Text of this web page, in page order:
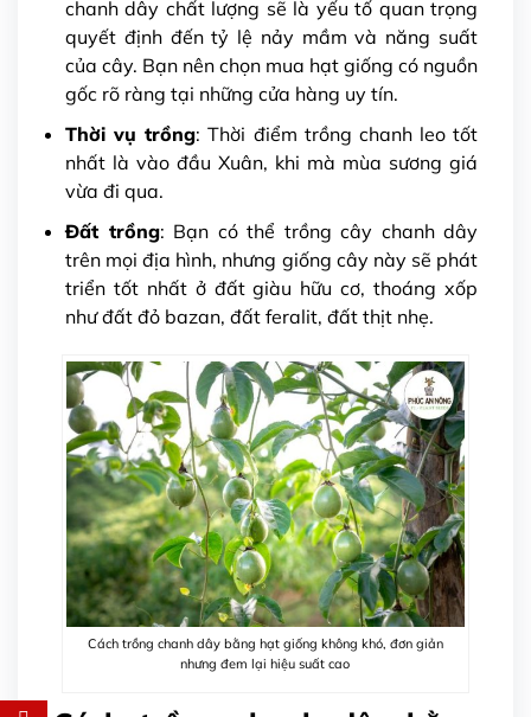
chanh dây chất lượng sẽ là yếu tố quan trọng
quyết định đến tỷ lệ nảy mầm và năng suất
của cây. Bạn nên chọn mua hạt giống có nguồn
gốc rõ ràng tại những cửa hàng uy tín.
Thời vụ trồng: Thời điểm trồng chanh leo tốt
nhất là vào đầu Xuân, khi mà mùa sương giá
vừa đi qua.
Đất trồng: Bạn có thể trồng cây chanh dây
trên mọi địa hình, nhưng giống cây này sẽ phát
triển tốt nhất ở đất giàu hữu cơ, thoáng xốp
như đất đỏ bazan, đất feralit, đất thịt nhẹ.
Cách trồng chanh dây bằng hạt giống không khó, đơn giản
nhưng đem lại hiệu suất cao